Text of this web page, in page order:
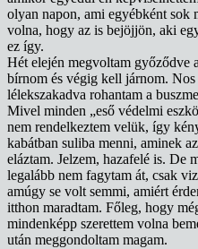
olyan napon, ami egyébként sok
volna, hogy az is bejöjjön, aki
ez így.
Hét elején megvoltam győződve
bírnom és végig kell járnom.
lélekszakadva rohantam a
Mivel minden „eső védelmi
nem rendelkeztem velük, így
kabátban suliba menni, aminek
eláztam. Jelzem, hazafelé is. De
legalább nem fagytam át, csak
amúgy se volt semmi, amiért
itthon maradtam. Főleg, hogy
mindenképp szerettem volna
után meggondoltam magam.